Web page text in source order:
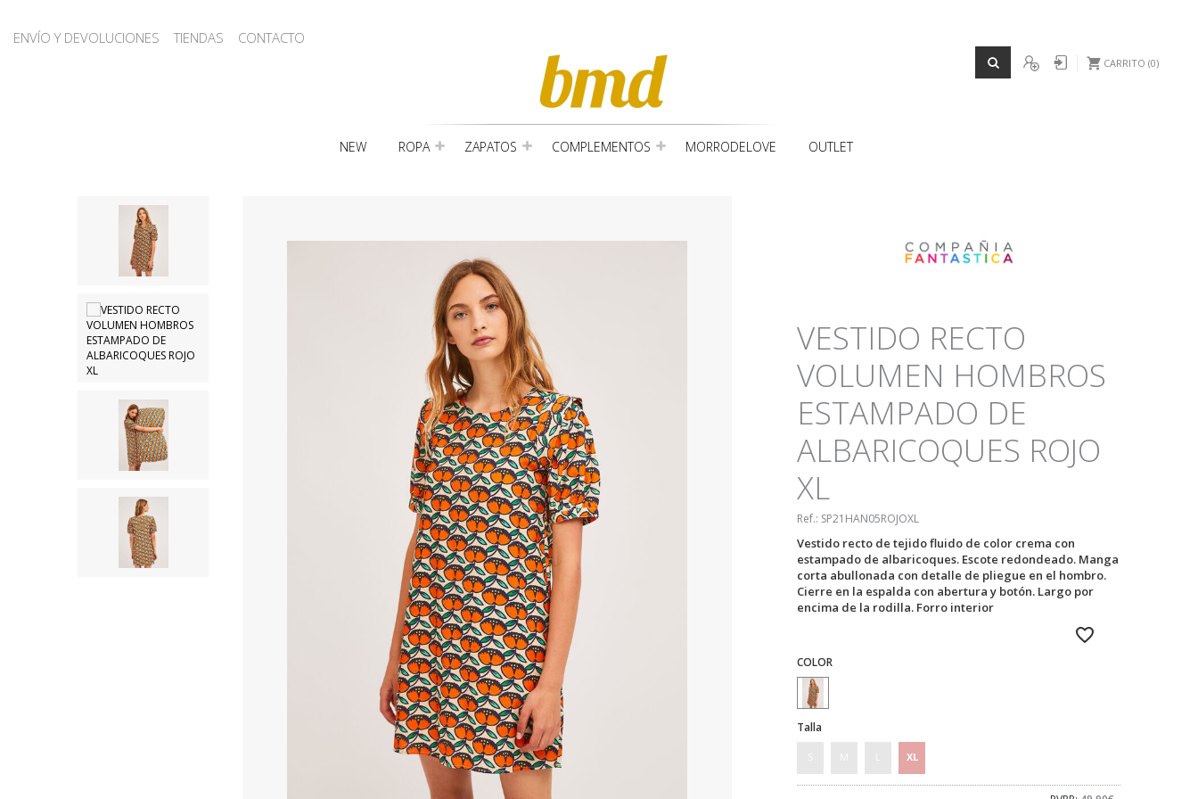
REGISTRO
Iniciar sesión CARRITO 0
ENVÍO Y DEVOLUCIONES TIENDAS CONTACTO
NEW ROPA ZAPATOS COMPLEMENTOS MORRODELOVE OUTLET
VESTIDO RECTO
VOLUMEN HOMBROS
ESTAMPADO DE
ALBARICOQUES ROJO
XL
Ref.: SP21HAN05ROJOXL
Vestido recto de tejido fluido de color crema con
estampado de albaricoques. Escote redondeado. Manga
corta abullonada con detalle de pliegue en el hombro.
Cierre en la espalda con abertura y botón. Largo por
encima de la rodilla. Forro interior
COLOR
Talla
XL